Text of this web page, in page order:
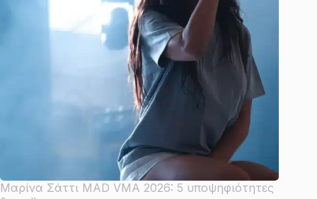
Μαρίνα Σάττι MAD VMA 2026: 5 υποψηφιότητες